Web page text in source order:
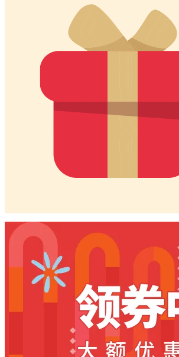
客服邮箱
report@iimedia.cn